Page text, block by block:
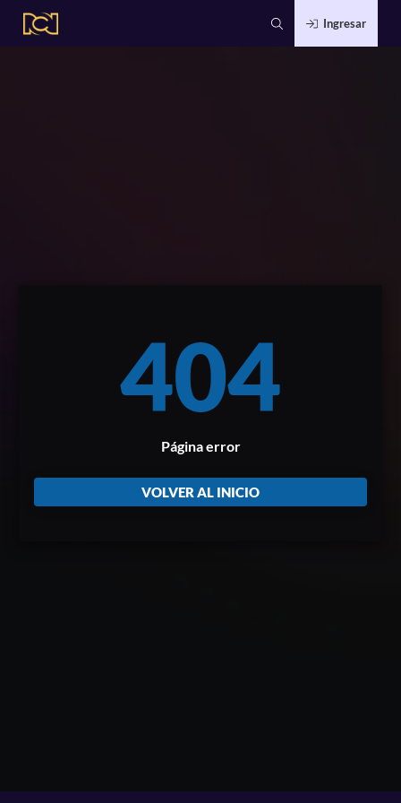
Ingresar
404
Página error
VOLVER AL INICIO